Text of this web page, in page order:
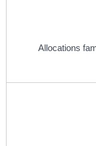
Allocations